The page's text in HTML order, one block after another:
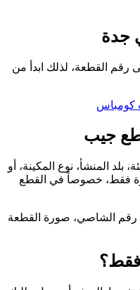
جدة
رقم القطعة، لذلك ابدأ من
كومباس
جيب
المنشأ، نوع المكينة، أو
فقط، خصوصاً في القطع
رقم الشاصي، صورة القطعة